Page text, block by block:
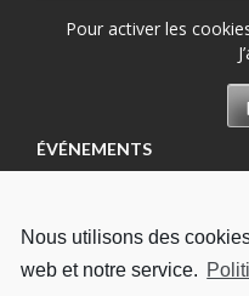
Nous utilisons des
web et notre service.
Pour activer les
ÉVÉNEMENTS
13/08/2026
Permanence à Tours,